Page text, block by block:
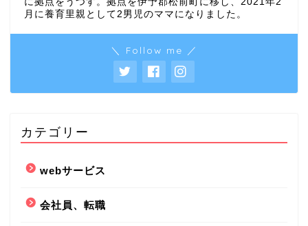
月に養育里親として2男児のママになりました。
＼ Follow me ／
カテゴリー
webサービス
会社員、転職